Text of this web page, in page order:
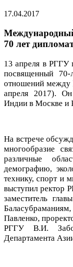
17.04.2017
70 лет
13 апреля в РГГУ
посвященный 70-
отношений между
апреля 2017).
Индии в Москве и
На встрече
многообразие
различные
демографию,
технику, спорт и
выступил ректор
заместитель
Павленко,
РГГУ В.И.
Департамента